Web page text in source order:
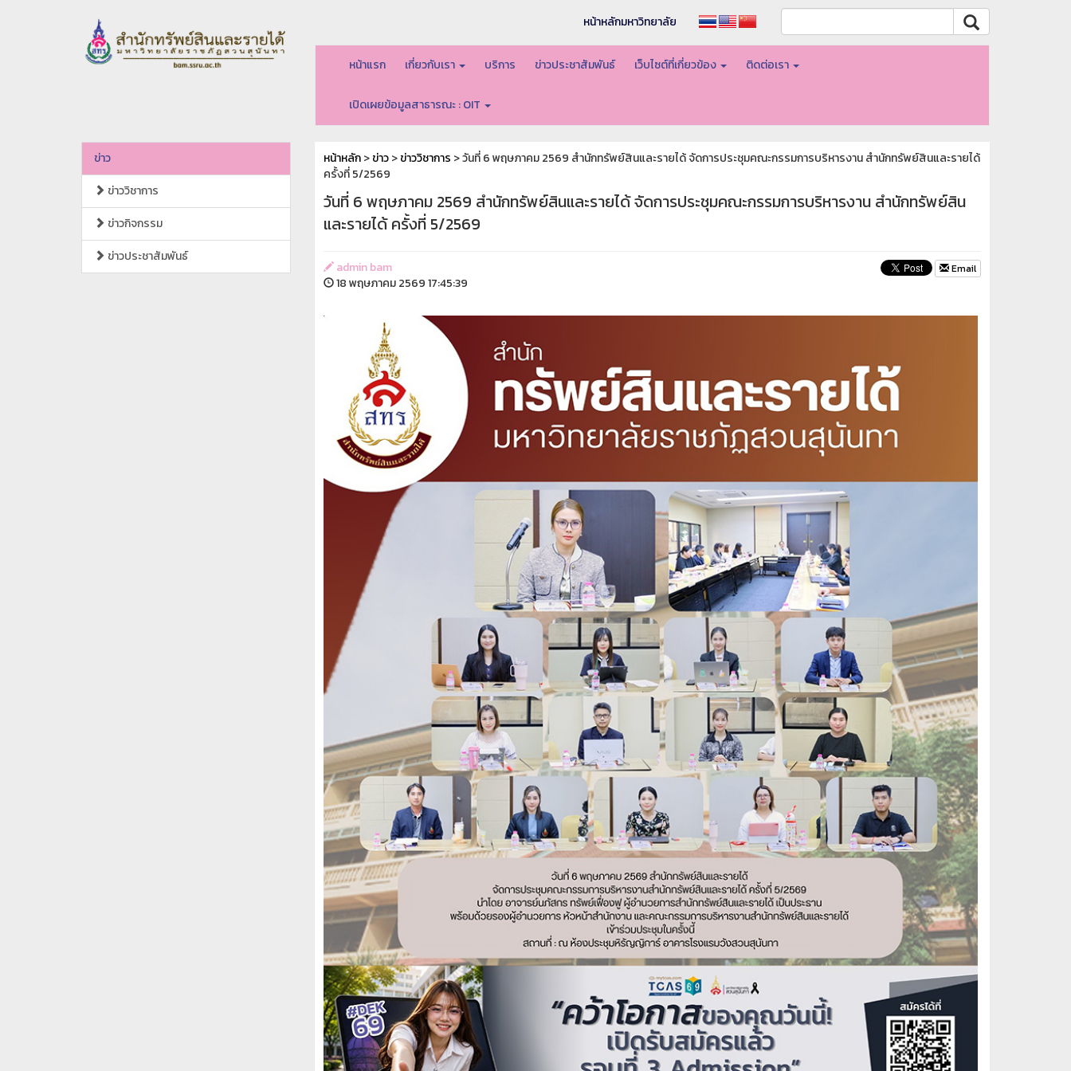
หน้าหลักมหาวิทยาลัย
หน้าแรก เกี่ยวกับเรา บริการ ข่าวประชาสัมพันธ์ เว็บไซต์ที่เกี่ยวข้อง ติดต่อเรา
เปิดเผยข้อมูลสาธารณะ : OIT
ข่าว
ข่าววิชาการ
ข่าวกิจกรรม
ข่าวประชาสัมพันธ์
หน้าหลัก>ข่าว>ข่าววิชาการ > วันที่ 6 พฤษภาคม 2569 สำนักทรัพย์สินและรายได้ จัดการประชุมคณะกรรมการบริหารงาน สำนักทรัพย์สินและรายได้
ครั้งที่ 5/2569
วันที่ 6 พฤษภาคม 2569 สำนักทรัพย์สินและรายได้ จัดการประชุมคณะกรรมการบริหารงาน สำนักทรัพย์สิน
และรายได้ ครั้งที่ 5/2569
admin bam
18 พฤษภาคม 2569 17:45:39
Email